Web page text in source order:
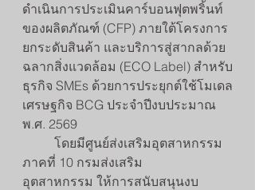
ดำเนินการประเมินคาร์บอนฟุตพริ้นท์
ของผลิตภัณฑ์ (CFP) ภายใต้โครงการ
ยกระดับสินค้า และบริการสู่สากลด้วย
ฉลากสิ่งแวดล้อม (ECO Label) สำหรับ
ธุรกิจ SMEs ด้วยการประยุกต์ใช้โมเดล
เศรษฐกิจ BCG ประจำปีงบประมาณ
พ.ศ. 2569
ภาคที่ 10 กรมส่งเสริม
อุตสาหกรรม ให้การสนับสนุนงบ